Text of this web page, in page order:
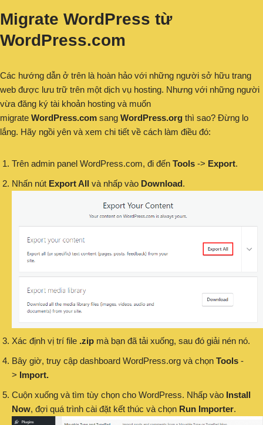
Migrate WordPress từ
WordPress.com
Các hướng dẫn ở trên là hoàn hảo với những người sở hữu trang
web được lưu trữ trên một dịch vụ hosting. Nhưng với những người
vừa đăng ký tài khoản hosting và muốn
migrate WordPress.com sang WordPress.org thì sao? Đừng lo
lắng. Hãy ngồi yên và xem chi tiết về cách làm điều đó:
Trên admin panel WordPress.com, đi đến Tools -> Export.
Nhấn nút Export All và nhấp vào Download.
Xác định vị trí file .zip mà bạn đã tải xuống, sau đó giải nén nó.
Bây giờ, truy cập dashboard WordPress.org và chọn Tools -
> Import.
Cuộn xuống và tìm tùy chọn cho WordPress. Nhấp vào Install
Now, đợi quá trình cài đặt kết thúc và chọn Run Importer.